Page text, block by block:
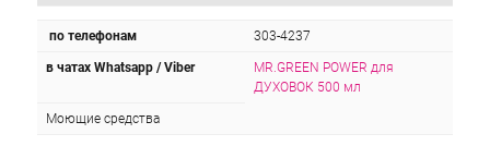
по телефонам 303-4237
в чатах Whatsapp / Viber
MR.GREEN POWER для
ДУХОВОК 500 мл
Моющие средства